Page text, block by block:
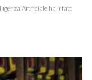
Artificiale ha infatti